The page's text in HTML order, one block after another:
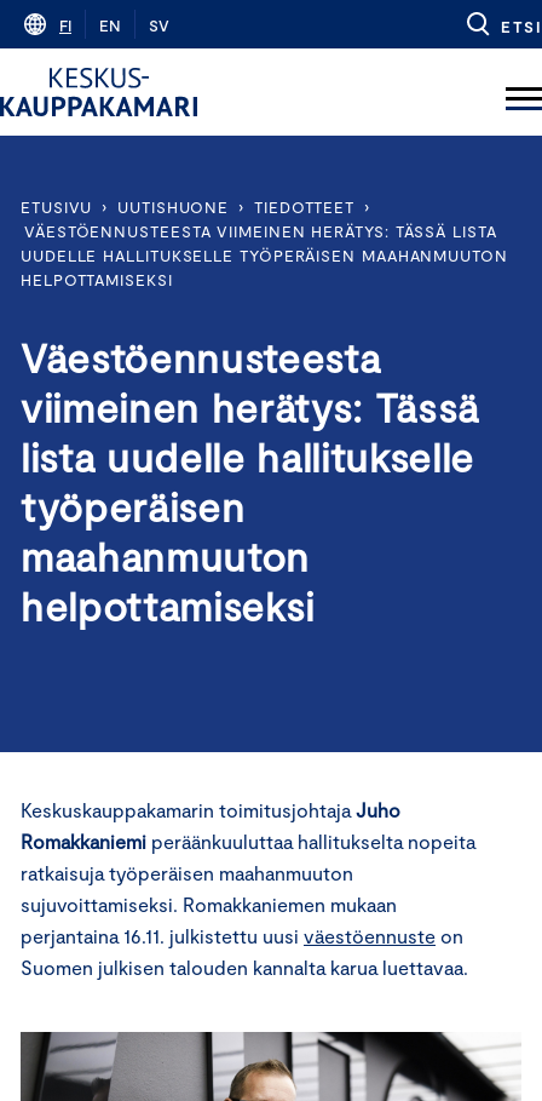
Skip
content
FI EN SV ETSI
ETUSIVU › UUTISHUONE › TIEDOTTEET
›
VÄESTÖENNUSTEESTA VIIMEINEN HERÄTYS: TÄSSÄ LISTA
UUDELLE HALLITUKSELLE TYÖPERÄISEN MAAHANMUUTON
HELPOTTAMISEKSI
Väestöennusteesta
viimeinen herätys: Tässä
lista uudelle hallitukselle
työperäisen
maahanmuuton
helpottamiseksi
Keskuskauppakamarin toimitusjohtaja Juho
Romakkaniemi peräänkuuluttaa hallitukselta nopeita
ratkaisuja työperäisen maahanmuuton
sujuvoittamiseksi. Romakkaniemen mukaan
perjantaina 16.11. julkistettu uusi väestöennuste on
Suomen julkisen talouden kannalta karua luettavaa.